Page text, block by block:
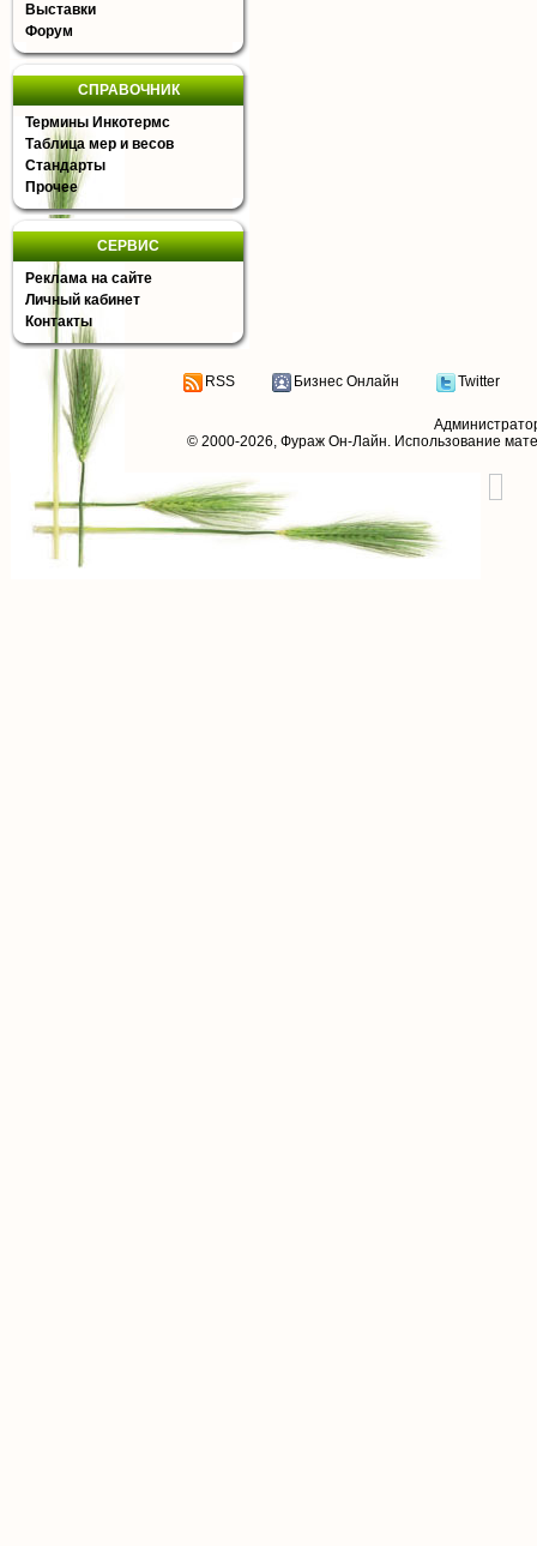
Выставки
Форум
СПРАВОЧНИК
Термины Инкотермс
Таблица мер и весов
Стандарты
Прочее
СЕРВИС
Реклама на сайте
Личный кабинет
Контакты
RSS Бизнес Онлайн Twitter
© 2000-2026, Фураж Он-Лайн. Использование